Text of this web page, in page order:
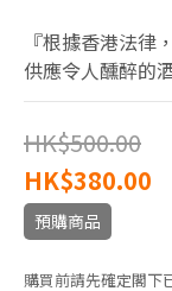
『根據香港法
供應令人醺醉的
HK$500.00
HK$380.00
預購商品
購買前請先確定閣下